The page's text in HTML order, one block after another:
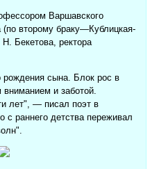
Варшавского
второму браку—Кублицкая-
Н. Бекетова, ректора
сына. Блок рос в
и заботой.
лет", — писал поэт в
с раннего детства переживал